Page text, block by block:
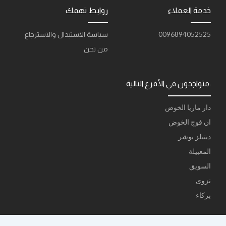
p
p t روابط تهمك
سياسة الاستبدال والاسترجاع
من نحن
خدمة العملاء
0096894052525
متواجدون في الأفرع التالية:
دار ماريا الخوض
ان فوج الخوض
ديتيلز بوشر
المعبيلة
السويق
نزوى
بركاء